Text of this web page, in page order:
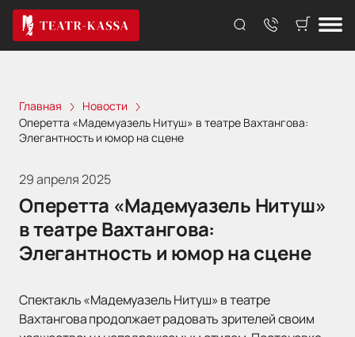
Главная
Новости
Оперетта «Мадемуазель Нитуш» в театре Вахтангова:
Элегантность и юмор на сцене
29 апреля 2025
Оперетта «Мадемуазель Нитуш»
в театре Вахтангова:
Элегантность и юмор на сцене
Спектакль «Мадемуазель Нитуш» в театре
Вахтангова продолжает радовать зрителей своим